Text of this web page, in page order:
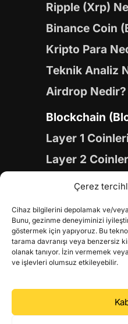
Çerez
Cihaz bilgilerini depolamak ve/
Bunu, gezinme deneyiminizi
göstermek için yapıyoruz. Bu
tarama davranışı veya benzersiz
olanak tanıyor. İzin vermemek
ve işlevleri olumsuz etkileyebilir.
Ripple (Xrp)
Binance Coin
Kripto Para
Teknik Analiz
Airdrop Nedir?
Blockchain
Layer 1 Coinleri
Layer 2
Yapay Zeka
Gaming
RWA Coinleri
DeFi Coinleri
DePIN Coinleri
Metaverse